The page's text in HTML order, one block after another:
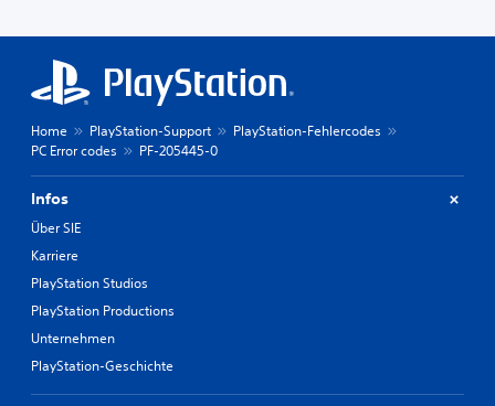
Home PlayStation-Support
PlayStation-Fehlercodes
PC Error codes
PF-205445-0
Infos
Über SIE
Karriere
PlayStation Studios
PlayStation Productions
Unternehmen
PlayStation-Geschichte